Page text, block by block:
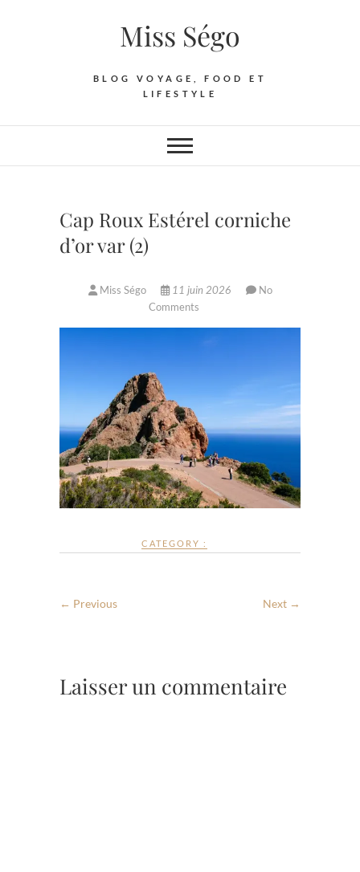
Miss Ségo
BLOG VOYAGE, FOOD ET
LIFESTYLE
Cap Roux Estérel corniche
d’or var (2)
Miss Ségo 11 juin 2026
No
Comments
CATEGORY :
← Previous Next →
Laisser un commentaire